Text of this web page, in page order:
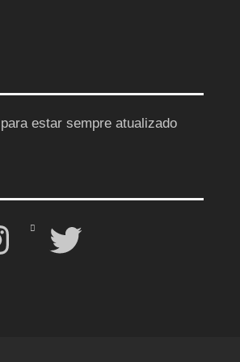
estar sempre atualizado
Twitter